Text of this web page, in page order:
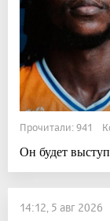
Прочитали: 941
Он будет
14:12, 5 авг 2026